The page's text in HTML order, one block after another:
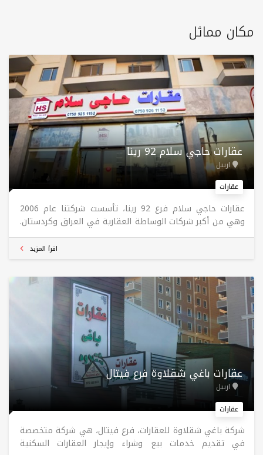
مكان مماثل
عقارات حاجي سلام 92 رینا
اربيل
عقارات
عقارات حاجي سلام فرع 92 رینا، تأسست شركتنا عام 2006
وهي من أكبر شركات الوساطة العقارية في العراق وكردستان.
بدأنا أنشطتنا العقارية بمكتب واحد. كان شعارنا منذ بداية
اقرأ المزيد
عقارات باغي شقلاوة فرع فیتال
اربيل
عقارات
شركة باغي شقلاوة للعقارات، فرع فيتال، هي شركة متخصصة
في تقديم خدمات بيع وشراء وإيجار العقارات السكنية